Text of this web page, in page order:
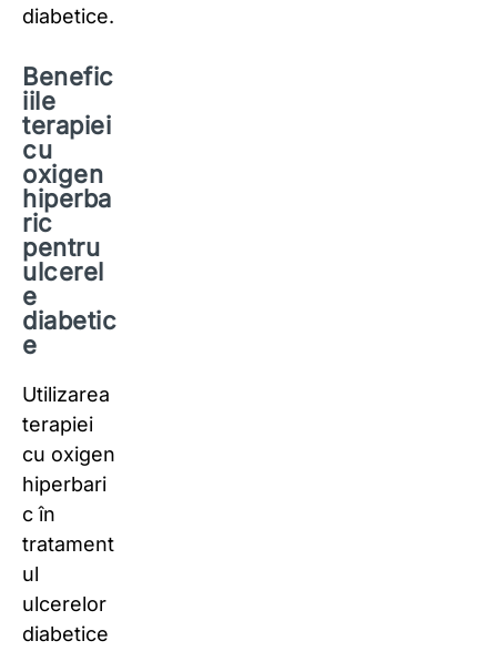
diabetice.
Benefic
iile
terapiei
cu
oxigen
hiperba
ric
pentru
ulcerel
e
diabetic
e
Utilizarea
terapiei
cu oxigen
hiperbari
c în
tratament
ul
ulcerelor
diabetice